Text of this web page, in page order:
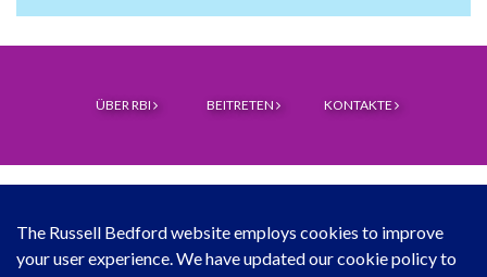
ÜBER RBI BEITRETEN KONTAKTE
The Russell Bedford website employs cookies to improve
your user experience. We have updated our cookie policy to